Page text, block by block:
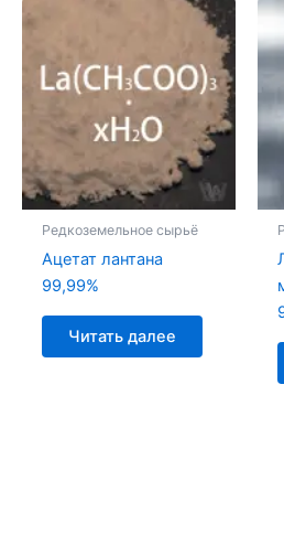
Редкоземельное сырьё
Ацетат лантана
99,99%
Читать далее